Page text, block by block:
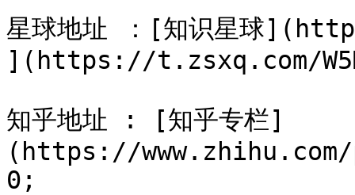
星球地址 ：[知识星球
](https://t.zsxq.com/
知乎地址 : [知乎专栏]
(https://
0;